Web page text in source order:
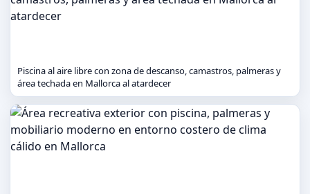
Piscina al aire libre con zona de descanso, camastros, palmeras y
área techada en Mallorca al atardecer